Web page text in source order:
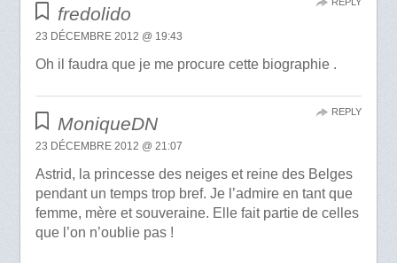
fredolido
23 DÉCEMBRE 2012 @ 19:43
Oh il faudra que je me procure cette biographie .
REPLY
MoniqueDN
23 DÉCEMBRE 2012 @ 21:07
Astrid, la princesse des neiges et reine des Belges
pendant un temps trop bref. Je l’admire en tant que
femme, mère et souveraine. Elle fait partie de celles
que l’on n’oublie pas !
REPLY